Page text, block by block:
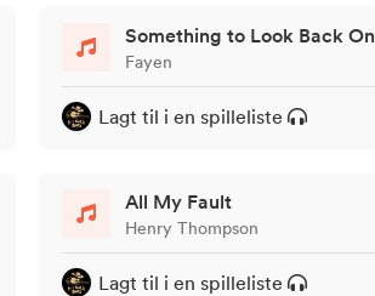
Something to Look Back On
Fayen
Lagt til i en spilleliste
All My Fault
Henry Thompson
Lagt til i en spilleliste